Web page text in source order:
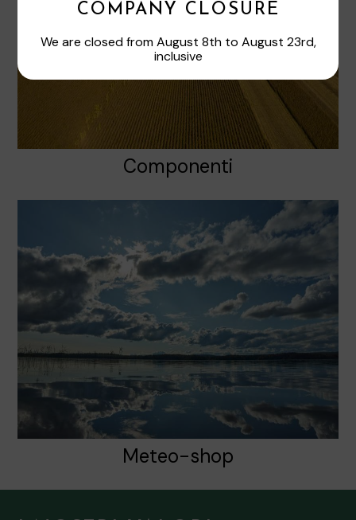
COMPANY CLOSURE
We are closed from August 8th to August 23rd,
inclusive
Componenti
Meteo-shop